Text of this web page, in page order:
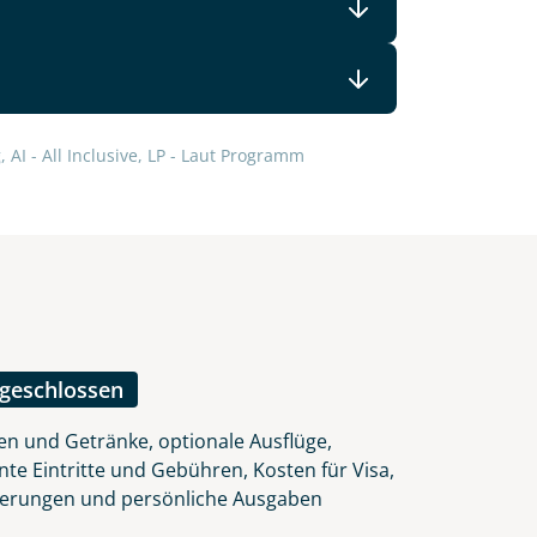
AI - All Inclusive, LP - Laut Programm
und Getränke, optionale Ausflüge,
Eintritte und Gebühren, Kosten für Visa,
und persönliche Ausgaben
erklären Sie, dass Sie die